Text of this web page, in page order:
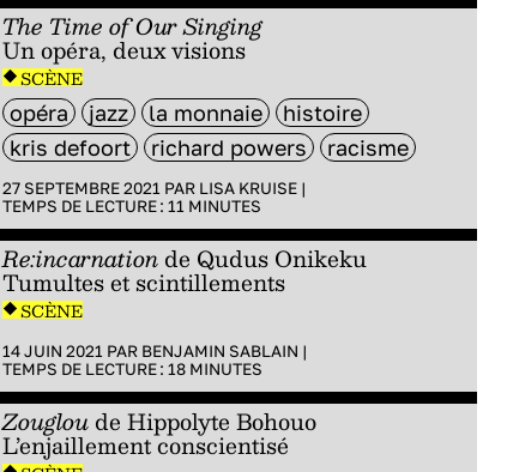
The Time of Our Singing
Un opéra, deux visions
SCÈNE
opéra jazz la monnaie
histoire
kris defoort
richard powers racisme
27 SEPTEMBRE 2021 PAR LISA KRUISE|
TEMPS DE LECTURE : 11 MINUTES
Re:incarnationde Qudus Onikeku
Tumultes et scintillements
SCÈNE
14 JUIN 2021 PAR BENJAMIN SABLAIN |
TEMPS DE LECTURE : 18MINUTES
Zougloude Hippolyte Bohouo
L’enjaillement conscientisé